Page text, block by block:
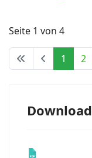
Seite 1 von 4
1 2
Download